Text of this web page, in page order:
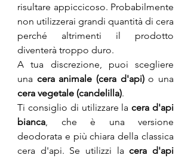
risultare appiccicoso. Probabilmente
non utilizzerai grandi quantità di cera
perché altrimenti il prodotto
diventerà troppo duro.
A tua discrezione, puoi scegliere
una cera animale (cera d'api)
cera vegetale (candelilla).
Ti consiglio di utilizzare la cera d'api
bianca , che è una versione
deodorata e più chiara della classica
cera d'api. Se utilizzi la cera d'api